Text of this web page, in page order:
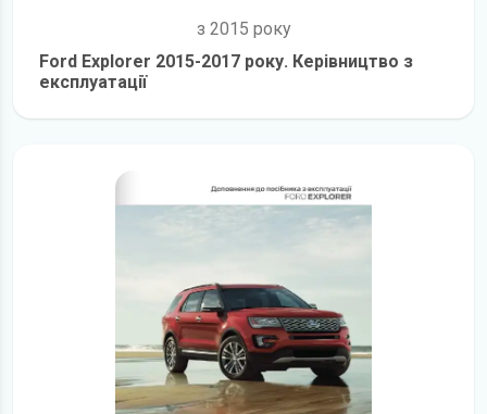
з 2015 року
Ford Explorer 2015-2017 року. Керівництво з
експлуатації